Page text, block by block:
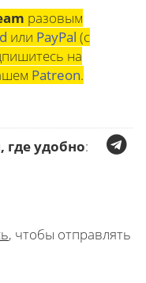
разовым
или PayPal (с
на
Patreon.
где удобно:
, чтобы отправлять